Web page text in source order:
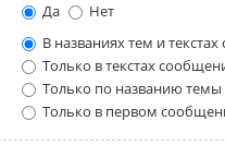
Да
Нет
В названиях тем и
Только в текстах
Только по названию темы
Только в первом